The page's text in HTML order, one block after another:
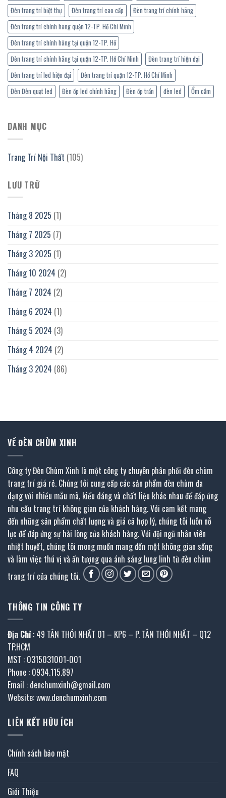
Đèn trang trí biệt thự
Đèn trang trí cao cấp
Đèn trang trí chính hãng
Đèn trang trí chính hãng quận 12-TP. Hồ Chí Minh
Đèn trang trí chính hãng tại quận 12-TP. Hồ
Đèn trang trí chính hãng tại quận 12-TP. Hồ Chí Minh
Đèn trang trí hiện đại
Đèn trang trí led hiện đại
Đèn trang trí quận 12-TP. Hồ Chí Minh
Đèn Đèn quạt led
Đèn ốp led chính hãng Đèn ốp trần đèn led Ổm cắm
DANH MỤC
Trang Trí Nội Thất (105)
LƯU TRỮ
Tháng 8 2025 (1)
Tháng 7 2025 (7)
Tháng 3 2025 (1)
Tháng 10 2024 (2)
Tháng 7 2024 (2)
Tháng 6 2024 (1)
Tháng 5 2024 (3)
Tháng 4 2024 (2)
Tháng 3 2024 (86)
VỀ ĐÈN CHÙM XINH
Công ty Đèn Chùm Xinh là một công ty chuyên phân phối đèn chùm
trang trí giá rẻ. Chúng tôi cung cấp các sản phẩm đèn chùm đa
dạng với nhiều mẫu mã, kiểu dáng và chất liệu khác nhau để đáp ứng
nhu cầu trang trí không gian của khách hàng. Với cam kết mang
đến những sản phẩm chất lượng và giá cả hợp lý, chúng tôi luôn nỗ
lực để đáp ứng sự hài lòng của khách hàng. Với đội ngũ nhân viên
nhiệt huyết, chúng tôi mong muốn mang đến một không gian sống
và làm việc thú vị và ấn tượng qua ánh sáng lung linh từ đèn chùm
trang trí của chúng tôi.
THÔNG TIN CÔNG TY
Địa Chỉ : 49 TÂN THỚI NHẤT 01 – KP6 – P. TÂN THỚI NHẤT – Q12
TP.HCM
MST : 0315031001-001
Phone : 0934.115.897
Email : denchumxinh@gmail.com
Website: www.denchumxinh.com
LIÊN KẾT HỮU ÍCH
Chính sách bảo mật
FAQ
Giới Thiệu